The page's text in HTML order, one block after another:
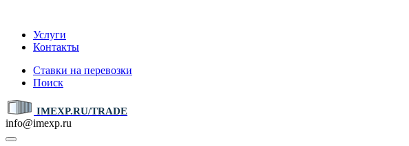
Услуги
Контакты
Ставки на перевозки
Поиск
IMEXP.RU/TRADE
info@imexp.ru